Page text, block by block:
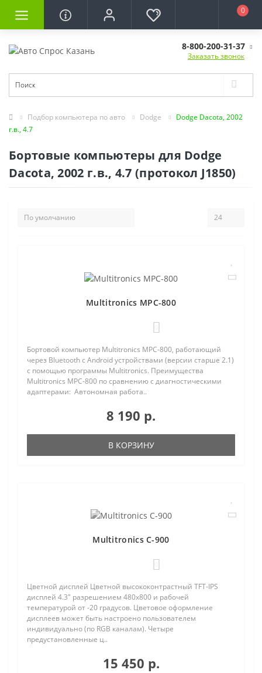
0
8-800-200-31-37
Заказать звонок
Подбор компьютера по авто Dodge
Dodge Dacota, 2002
г.в., 4.7
Бортовые компьютеры для Dodge
Dacota, 2002 г.в., 4.7 (протокол J1850)
Multitronics MPC-800
Бортовой компьютер Multitronics MPC-800, работающий
через Bluetooth с Android устройствами (версии старше 2.1)
с помощью программы Multitronics. Преимущества
Multitronics MPC-800 по сравнению с диагностическими
адаптерами: Автономная работа..
8 190 р.
В КОРЗИНУ
Multitronics C-900
Цветной дисплей Цветной высококонтрастный TFT-IPS
дисплей 4.3" разрешением 480х800 и рабочей
температурой от -20 градусов. Цветовое оформление
дисплеев может быть настроено пользователем
индивидуально (по RGB каналам). Четыре
предустановленные ц..
15 450 р.